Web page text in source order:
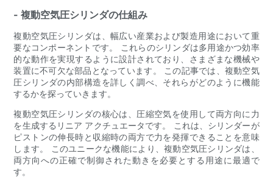
- 複動空気圧シリンダの仕組み
複動空気圧シリンダは、幅広い産業および製造用途において重
要なコンポーネントです。 これらのシリンダは多用途かつ効率
的な動作を実現するように設計されており、さまざまな機械や
装置に不可欠な部品となっています。 この記事では、複動空気
圧シリンダの内部構造を詳しく調べ、それらがどのように機能
するかを探っていきます。
複動空気圧シリンダの核心は、圧縮空気を使用して両方向に力
を生成するリニア アクチュエータです。 これは、シリンダーが
ピストンの伸長時と収縮時の両方で力を発揮できることを意味
します。 このユニークな機能により、複動空気圧シリンダは、
両方向への正確で制御された動きを必要とする用途に最適で
す。